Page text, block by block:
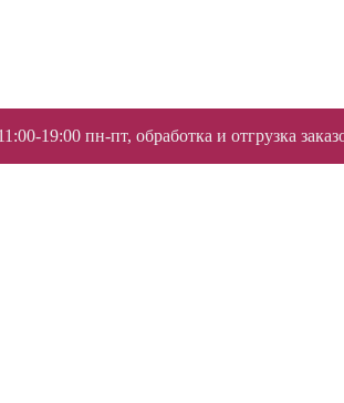
19:00 пн-пт, обработка и отгрузка